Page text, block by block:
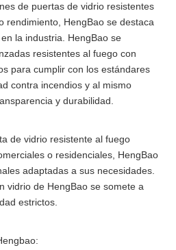
de puertas de vidrio resistentes
rendimiento, HengBao se destaca
la industria. HengBao se
resistentes al fuego con
para cumplir con los estándares
contra incendios y al mismo
y durabilidad.
de vidrio resistente al fuego
o residenciales, HengBao
adaptadas a sus necesidades.
vidrio de HengBao se somete a
estrictos.